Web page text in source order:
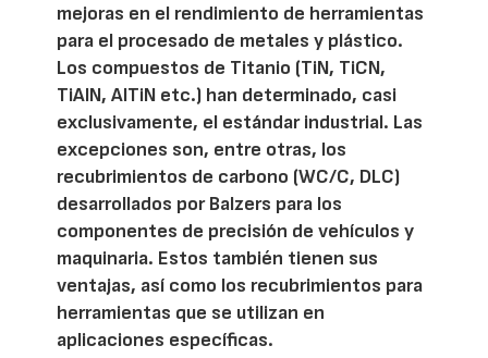
mejoras en el rendimiento de herramientas
para el procesado de metales y plástico.
Los compuestos de Titanio (TiN, TiCN,
TiAlN, AlTiN etc.) han determinado, casi
exclusivamente, el estándar industrial. Las
excepciones son, entre otras, los
recubrimientos de carbono (WC/C, DLC)
desarrollados por Balzers para los
componentes de precisión de vehículos y
maquinaria. Estos también tienen sus
ventajas, así como los recubrimientos para
herramientas que se utilizan en
aplicaciones específicas.